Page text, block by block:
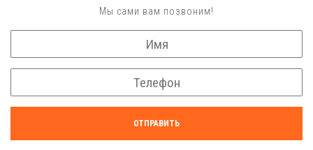
Мы сами вам позвоним!
ОТПРАВИТЬ